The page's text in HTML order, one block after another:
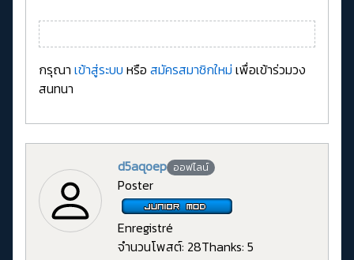
กรุณา เข้าสู่ระบบ หรือ สมัครสมาชิกใหม่ เพื่อเข้าร่วมวง
สนทนา
d5aqoep ออฟไลน์
Poster
Enregistré
จำนวนโพสต์: 28Thanks: 5